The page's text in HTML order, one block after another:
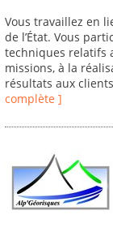
Vous travaillez en
de l’État. Vous
techniques relatifs
missions, à la
résultats aux
complète ]